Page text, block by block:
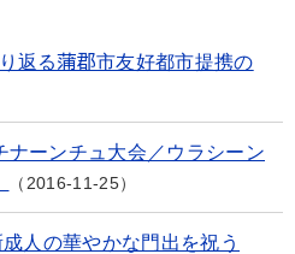
返る蒲郡市友好都市提携の
ナーンチュ大会／ウラシーン
2016-11-25
人の華やかな門出を祝う